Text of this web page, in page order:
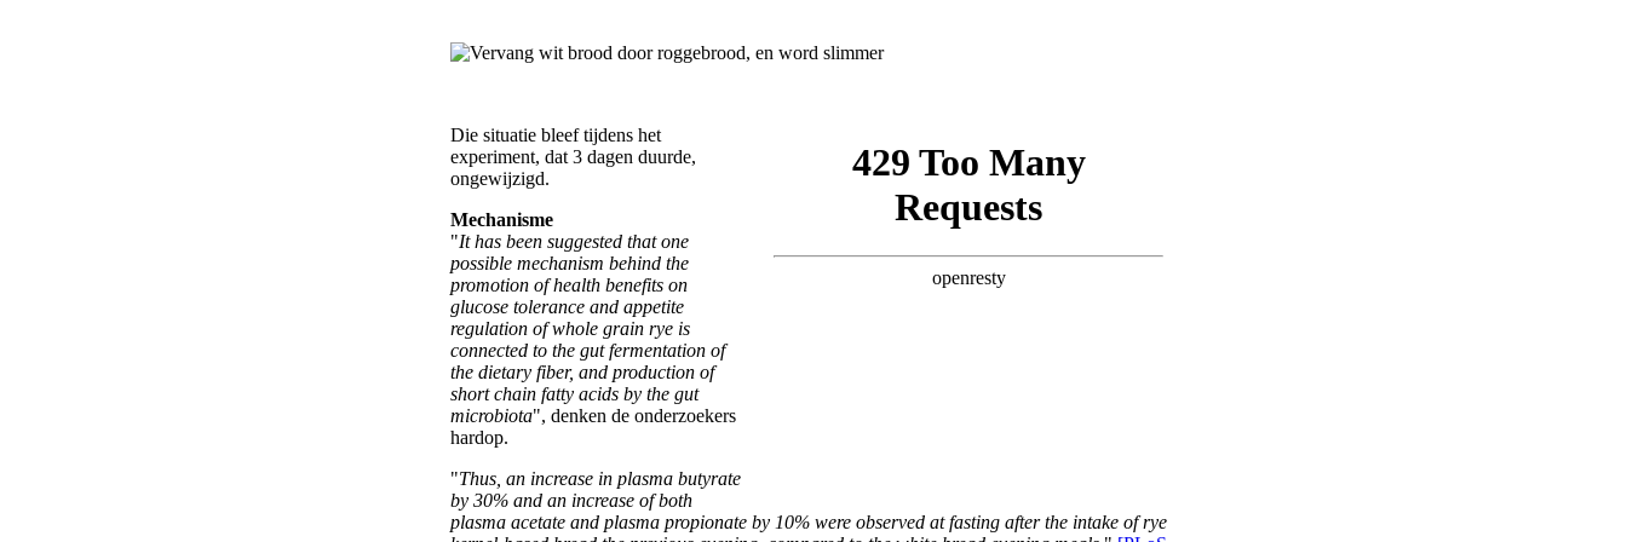
Die situatie bleef tijdens het
experiment, dat 3 dagen duurde,
ongewijzigd.
Mechanisme
"It has been suggested that one
possible mechanism behind the
promotion of health benefits on
glucose tolerance and appetite
regulation of whole grain rye is
connected to the gut fermentation of
the dietary fiber, and production of
short chain fatty acids by the gut
microbiota", denken de onderzoekers
hardop.
"Thus, an increase in plasma butyrate
by 30% and an increase of both
plasma acetate and plasma propionate by 10% were observed at fasting after the intake of rye